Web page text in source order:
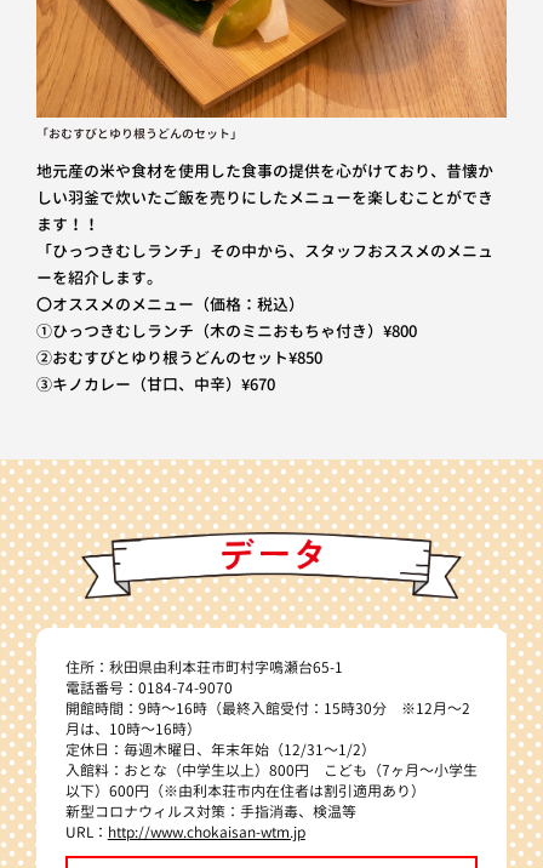
「おむすびとゆり根うどんのセット」
地元産の米や食材を使用した食事の提供を心がけており、昔懐か
しい羽釜で炊いたご飯を売りにしたメニューを楽しむことができ
ます！！
「ひっつきむしランチ」その中から、スタッフおススメのメニュ
ーを紹介します。
〇オススメのメニュー（価格：税込）
①ひっつきむしランチ（木のミニおもちゃ付き）¥800
②おむすびとゆり根うどんのセット¥850
③キノカレー（甘口、中辛）¥670
住所：秋田県由利本荘市町村字鳴瀬台65-1
電話番号：0184-74-9070
開館時間：9時～16時（最終入館受付：15時30分 ※12月～2
月は、10時～16時）
定休日：毎週木曜日、年末年始（12/31～1/2）
入館料：おとな（中学生以上）800円 こども（7ヶ月～小学生
以下）600円（※由利本荘市内在住者は割引適用あり）
新型コロナウィルス対策：手指消毒、検温等
URL： http://www.chokaisan-wtm.jp